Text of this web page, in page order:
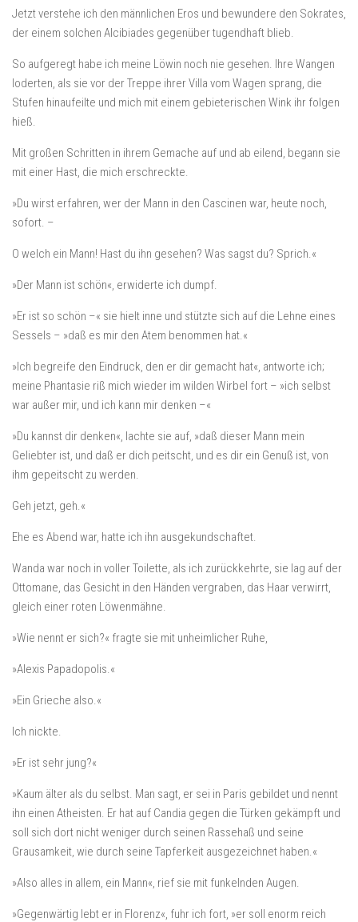
Jetzt verstehe ich den männlichen Eros und bewundere den Sokrates,
der einem solchen Alcibiades gegenüber tugendhaft blieb.
So aufgeregt habe ich meine Löwin noch nie gesehen. Ihre Wangen
loderten, als sie vor der Treppe ihrer Villa vom Wagen sprang, die
Stufen hinaufeilte und mich mit einem gebieterischen Wink ihr folgen
hieß.
Mit großen Schritten in ihrem Gemache auf und ab eilend, begann sie
mit einer Hast, die mich erschreckte.
»Du wirst erfahren, wer der Mann in den Cascinen war, heute noch,
sofort. –
O welch ein Mann! Hast du ihn gesehen? Was sagst du? Sprich.«
»Der Mann ist schön«, erwiderte ich dumpf.
»Er ist so schön –« sie hielt inne und stützte sich auf die Lehne eines
Sessels – »daß es mir den Atem benommen hat.«
»Ich begreife den Eindruck, den er dir gemacht hat«, antworte ich;
meine Phantasie riß mich wieder im wilden Wirbel fort – »ich selbst
war außer mir, und ich kann mir denken –«
»Du kannst dir denken«, lachte sie auf, »daß dieser Mann mein
Geliebter ist, und daß er dich peitscht, und es dir ein Genuß ist, von
ihm gepeitscht zu werden.
Geh jetzt, geh.«
Ehe es Abend war, hatte ich ihn ausgekundschaftet.
Wanda war noch in voller Toilette, als ich zurückkehrte, sie lag auf der
Ottomane, das Gesicht in den Händen vergraben, das Haar verwirrt,
gleich einer roten Löwenmähne.
»Wie nennt er sich?« fragte sie mit unheimlicher Ruhe,
»Alexis Papadopolis.«
»Ein Grieche also.«
Ich nickte.
»Er ist sehr jung?«
»Kaum älter als du selbst. Man sagt, er sei in Paris gebildet und nennt
ihn einen Atheisten. Er hat auf Candia gegen die Türken gekämpft und
soll sich dort nicht weniger durch seinen Rassehaß und seine
Grausamkeit, wie durch seine Tapferkeit ausgezeichnet haben.«
»Also alles in allem, ein Mann«, rief sie mit funkelnden Augen.
»Gegenwärtig lebt er in Florenz«, fuhr ich fort, »er soll enorm reich